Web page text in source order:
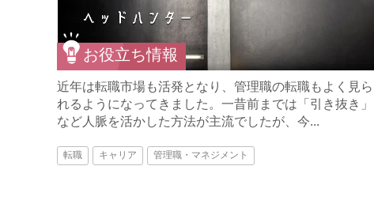
お役立ち情報
近年は転職市場も活発となり、管理職の転職もよく見ら
れるようになってきました。一昔前までは「引き抜き」
など人脈を活かした方法が主流でしたが、今...
転職 キャリア 管理職・マネジメント